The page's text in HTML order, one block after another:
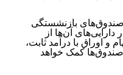
صندوق‌های بازنشستگی
دارایی‌های آن‌ها از
اوراق با درآمد ثابت،
صندوق‌ها کمک خواهد